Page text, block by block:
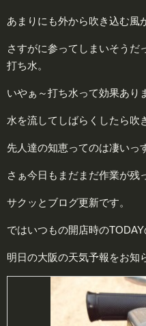
あまりにも外から吹き込む風
さすがに参ってしまいそうだ
打ち水。
いやぁ～打ち水って効果あり
水を流してしばらくしたら吹
先人達の知恵ってのは凄いっ
さぁ今日もまだまだ作業が残
サクッとブログ更新です。
ではいつもの開店時の
明日の大阪の天気予報をお知